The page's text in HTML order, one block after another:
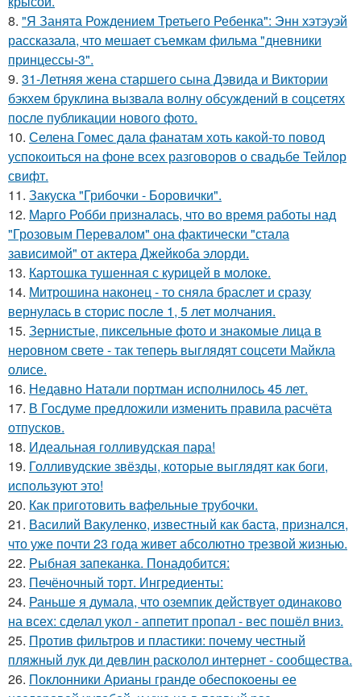
8. "Я Занята Рождением Третьего Ребенка": Энн хэтэуэй
рассказала, что мешает съемкам фильма "дневники
принцессы-3".
9. 31-Летняя жена старшего сына Дэвида и Виктории
бэкхем бруклина вызвала волну обсуждений в соцсетях
после публикации нового фото.
10. Селена Гомес дала фанатам хоть какой-то повод
успокоиться на фоне всех разговоров о свадьбе Тейлор
свифт.
11. Закуска "Грибочки - Боровички".
12. Марго Робби призналась, что во время работы над
"Грозовым Перевалом" она фактически "стала
зависимой" от актера Джейкоба элорди.
13. Картошка тушенная с курицей в молоке.
14. Митрошина наконец - то сняла браслет и сразу
вернулась в сторис после 1, 5 лет молчания.
15. Зернистые, пиксельные фото и знакомые лица в
неровном свете - так теперь выглядят соцсети Майкла
олисе.
16. Недавно Натали портман исполнилось 45 лет.
17. В Госдуме пpeдложили изменить пpaвила расчёта
отпусков.
18. Идеальная голливудская пара!
19. Голливудские звёзды, которые выглядят как боги,
используют это!
20. Как приготовить вафельные трубочки.
21. Василий Вакуленко, известный как баста, признался,
что уже почти 23 года живет абсолютно трезвой жизнью.
22. Рыбная запеканка. Понадобится:
23. Печёночный торт. Ингредиенты:
24. Раньше я думала, что оземпик действует одинаково
на всех: сделал укол - аппетит пропал - вес пошёл вниз.
25. Против фильтров и пластики: почему честный
пляжный лук ди девлин расколол интернет - сообщества.
26. Поклонники Арианы гранде обеспокоены ее